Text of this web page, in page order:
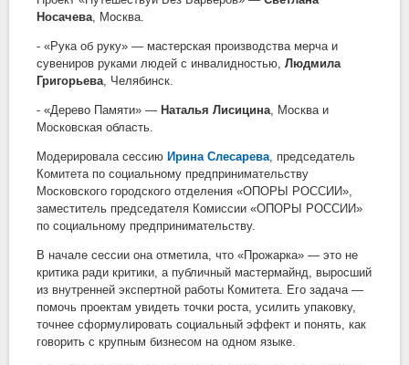
Носачева, Москва.
- «Рука об руку» — мастерская производства мерча и
сувениров руками людей с инвалидностью, Людмила
Григорьева, Челябинск.
- «Дерево Памяти» — Наталья Лисицина, Москва и
Московская область.
Модерировала сессию Ирина Слесарева, председатель
Комитета по социальному предпринимательству
Московского городского отделения «ОПОРЫ РОССИИ»,
заместитель председателя Комиссии «ОПОРЫ РОССИИ»
по социальному предпринимательству.
В начале сессии она отметила, что «Прожарка» — это не
критика ради критики, а публичный мастермайнд, выросший
из внутренней экспертной работы Комитета. Его задача —
помочь проектам увидеть точки роста, усилить упаковку,
точнее сформулировать социальный эффект и понять, как
говорить с крупным бизнесом на одном языке.